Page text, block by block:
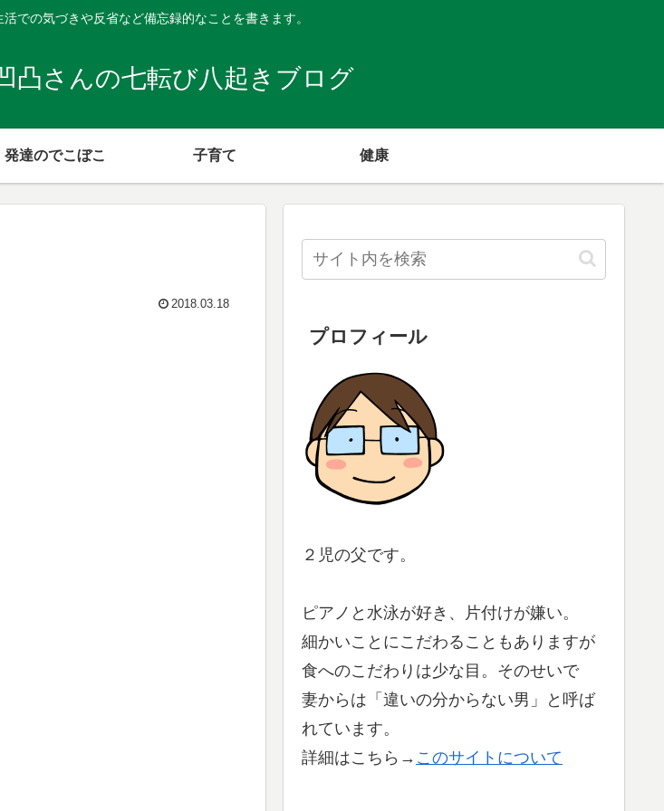
での気づきや反省など備忘録的なことを書きます。
凸さんの七転び八起きブログ
発達のでこぼこ 子育て 健康
2018.03.18
プロフィール
２児の父です。
ピアノと水泳が好き、片付けが嫌い。
細かいことにこだわることもありますが
食へのこだわりは少な目。そのせいで
妻からは「違いの分からない男」と呼ば
れています。
詳細はこちら→ このサイトについて